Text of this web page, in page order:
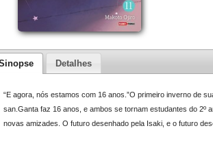
Detalhes
“E agora, nós estamos com 16 anos.”O primeiro inverno de
san.Ganta faz 16 anos, e ambos se tornam estudantes do 2º
novas amizades. O futuro desenhado pela Isaki, e o futuro